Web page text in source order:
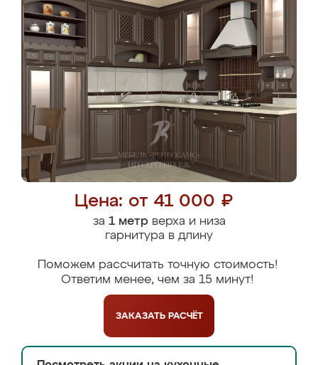
Цена: от 41 000 ₽
за 1 метрверха и низа
гарнитура в длину
Поможем рассчитать точную стоимость!
Ответим менее, чем за 15 минут!
ЗАКАЗАТЬ РАСЧЁТ